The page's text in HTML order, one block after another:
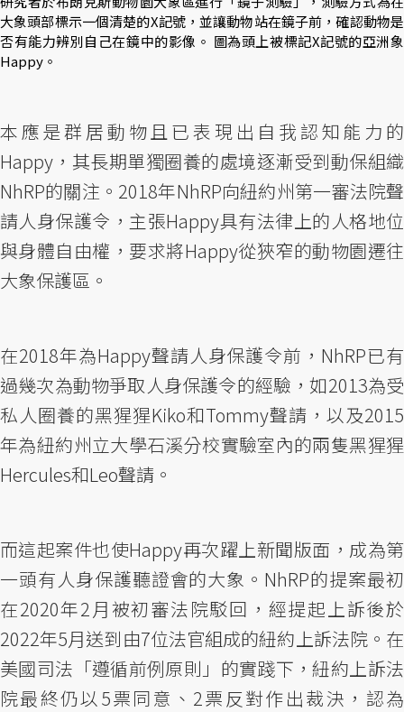
大象頭部標示一個清楚的X記號，並讓動物站在鏡子前，確認動物是
否有能力辨別自己在鏡中的影像。 圖為頭上被標記X記號的亞洲象
Happy。
本應是群居動物且已表現出自我認知能力的
Happy，其長期單獨圈養的處境逐漸受到動保組織
NhRP的關注。2018年NhRP向紐約州第一審法院聲
請人身保護令，主張Happy具有法律上的人格地位
與身體自由權，要求將Happy從狹窄的動物園遷往
大象保護區。
在2018年為Happy聲請人身保護令前，NhRP已有
過幾次為動物爭取人身保護令的經驗，如2013為受
私人圈養的黑猩猩Kiko和Tommy聲請，以及2015
年為紐約州立大學石溪分校實驗室內的兩隻黑猩猩
Hercules和Leo聲請。
而這起案件也使Happy再次躍上新聞版面，成為第
一頭有人身保護聽證會的大象。NhRP的提案最初
在2020年2月被初審法院駁回，經提起上訴後於
2022年5月送到由7位法官組成的紐約上訴法院。在
美國司法「遵循前例原則」的實踐下，紐約上訴法
院最終仍以5票同意、2票反對作出裁決，認為